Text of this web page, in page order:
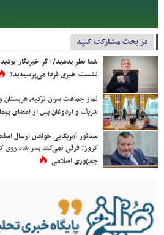
در بحث مشارکت کنید
شما نظر بدهید/ اگر خبرنگار
نشست خبری فردا می‌پرسیدید؟
نماز جماعت سران ترکیه،
شریف و اردوغان پس از امضای
سناتور آمریکایی خواهان ارسال
کروز: فرقی نمی‌کند پسر شاه روی
جمهوری اسلامی